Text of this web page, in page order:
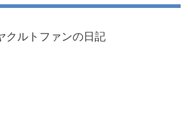
クルトファンの日記